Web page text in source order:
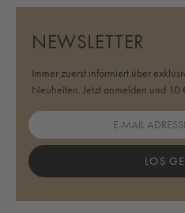
NEWSLETTER
Immer zuerst informiert über
Neuheiten. Jetzt anmelden und 10
LOS